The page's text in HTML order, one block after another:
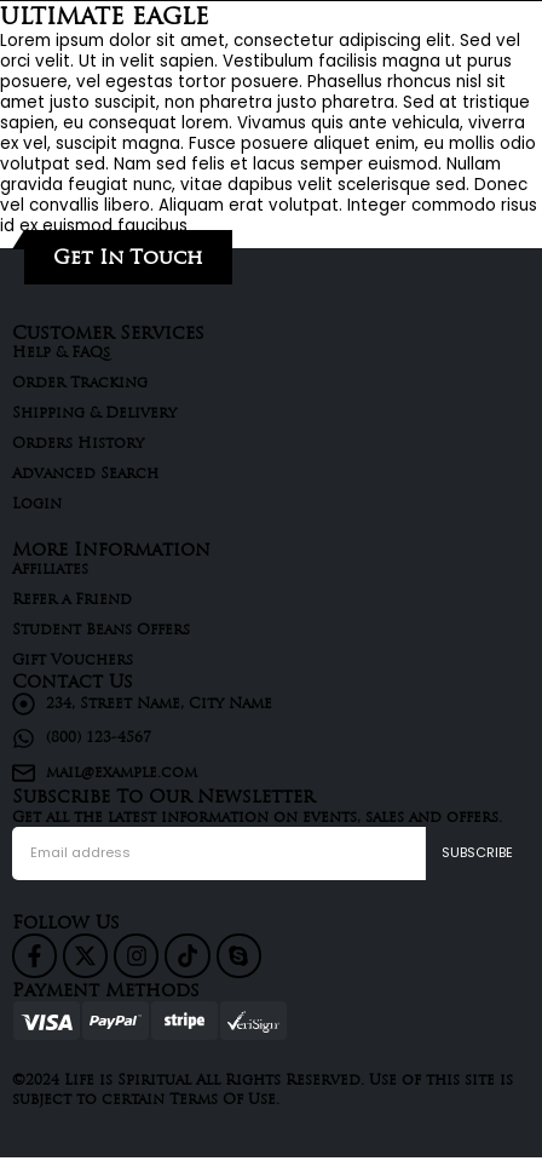
ULTIMATE EAGLE
Lorem ipsum dolor sit amet, consectetur adipiscing elit. Sed vel
orci velit. Ut in velit sapien. Vestibulum facilisis magna ut purus
posuere, vel egestas tortor posuere. Phasellus rhoncus nisl sit
amet justo suscipit, non pharetra justo pharetra. Sed at tristique
sapien, eu consequat lorem. Vivamus quis ante vehicula, viverra
ex vel, suscipit magna. Fusce posuere aliquet enim, eu mollis odio
volutpat sed. Nam sed felis et lacus semper euismod. Nullam
gravida feugiat nunc, vitae dapibus velit scelerisque sed. Donec
vel convallis libero. Aliquam erat volutpat. Integer commodo risus
id ex euismod faucibus
Get In Touch
Customer Services
Help & FAQs
Order Tracking
Shipping & Delivery
Orders History
Advanced Search
Login
More Information
Affiliates
Refer a Friend
Student Beans Offers
Gift Vouchers
Contact Us
234, Street Name, City Name
(800) 123-4567
mail@example.com
Subscribe To Our Newsletter
Get all the latest information on events, sales and offers.
Follow Us
Payment Methods
©2024 Life is Spiritual All Rights Reserved. Use of this site is
subject to certain Terms Of Use.